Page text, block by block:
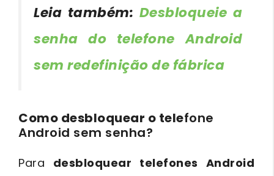
Leia também: Desbloqueie a
senha do telefone Android
sem redefinição de fábrica
Como desbloquear o telefone
Android sem senha?
Para desbloquear telefones Android